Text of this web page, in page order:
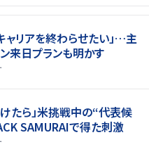
ャリアを終わらせたい」…主
来日プランも明かす
たら」米挑戦中の“代表候
SAMURAIで得た刺激